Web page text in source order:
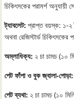
চিকিৎসকের পরামর্শ অনুযায়ী
ট্যাবলেট: প্রাপ্ত বয়স্ক: ১-২
অথবা রেজিস্টার্ড চিকিৎসকের
অম্লাধিক্য: ২ চা চামচ (১০
পেট ফাঁপা ও বুক জ্বালা-পোড়া:
পেট ব্যথা: ২ চা চামচ (১০